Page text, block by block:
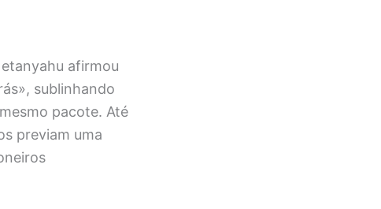
afirmou
sublinhando
pacote. Até
previam uma